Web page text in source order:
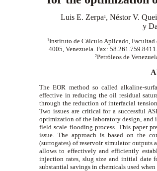
Luis E. Zerpa1, Néstor V.
y
1Instituto de Cálculo Aplicado,
4005, Venezuela. Fax:
2Petróleos de
The EOR method so called alkaline-
effective in reducing the oil residual
through the reduction of interfacial
Two issues are critical for a successful
optimization of the laboratory design,
field scale flooding process. This paper
issue. The approach is based on the
(surrogates) of reservoir simulator
allows to effectively and efficiently
injection rates, slug size and initial date
substantial savings in chemicals used